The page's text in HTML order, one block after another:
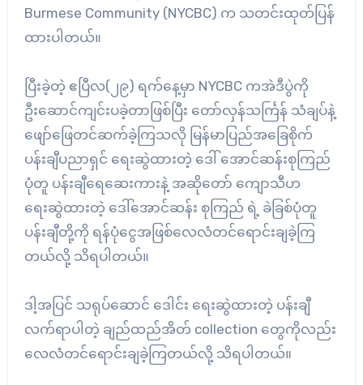
Burmese Community (NYCBC) က သတင်းထုတ်ပြန်
ထားပါတယ်။
ပြီးခဲ့တဲ့ ဧပြီလ(၂၉) ရက်နေ့မှာ NYCBC ကအဲဒီပွဲကို
ဦးဆောင်ကျင်းပခဲ့တာဖြစ်ပြီး တော်လှန်သင်္ကြန် သံချပ်နဲ့
ဖျော်ဖြေတင်ဆက်ခဲ့ကြသလို မြန်မာပြည်အခြေစိုက်
ပန်းချီပညာရှင် ရေးဆွဲထားတဲ့ ဒေါ် အောင်ဆန်းစုကြည်
ပုံတူ ပန်းချီရေဆေးကားနဲ့ အဆိုတော် ကျောသီဟ
ရေးဆွဲထားတဲ့ ဒေါ်အောင်ဆန်း စုကြည် ရဲ့ ခဲခြစ်ပုံတူ
ပန်းချီတို့ကို ရန်ပုံငွေအဖြစ်လေလံတင်ရောင်းချခဲ့ကြ
တယ်လို့ သိရပါတယ်။
ဒါ့အပြင် သရုပ်ဆောင် ဒေါင်း ရေးဆွဲထားတဲ့ ပန်းချီ
လက်ရာပါတဲ့ ချည်ထည်အိတ် collection တွေကိုလည်း
လေလံတင်ရောင်းချခဲ့ကြတယ်လို့ သိရပါတယ်။